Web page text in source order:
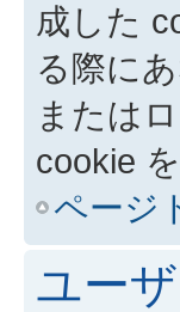
成した
る際に
または
cookie
ページ
ユー